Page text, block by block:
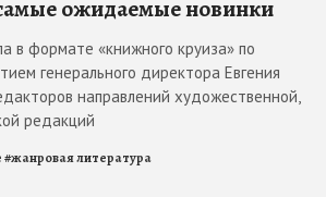
ожидаемые новинки
в формате «книжного круиза» по
генерального директора Евгения
направлений художественной,
редакций
#жанровая литература